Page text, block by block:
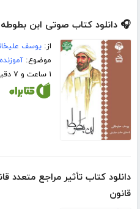
🎧 دانلود کتاب صوتی ابن بطوطه
از:یوسف
موضوع:آموزنده
۱ ساعت و ۷ دقیقه
دانلود کتاب تأثیر مراجع متعدد
قانون